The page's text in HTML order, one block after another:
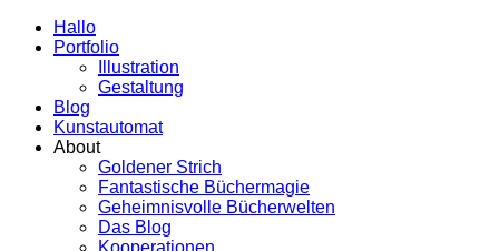
Hallo
Portfolio
Illustration
Gestaltung
Blog
Kunstautomat
About
Goldener Strich
Fantastische Büchermagie
Geheimnisvolle Bücherwelten
Das Blog
Kooperationen